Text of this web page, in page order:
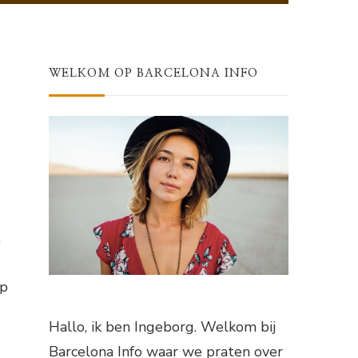
WELKOM OP BARCELONA INFO
Hallo, ik ben Ingeborg. Welkom bij
Barcelona Info waar we praten over